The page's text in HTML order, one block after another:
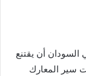
أن يقتنع
سير المعارك